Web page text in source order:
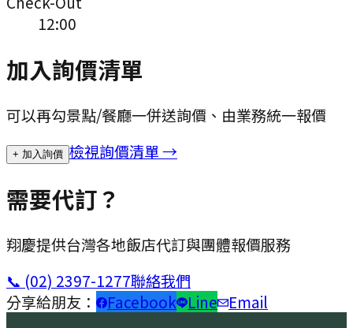
12:00
加入詢價清單
可以再勾景點/餐廳一併送詢價、由業務統一報價
+ 加入詢價 檢視詢價清單 →
需要代訂？
翔慶提供台灣各地飯店代訂與團體報價服務
📞 (02) 2397-1277聯絡我們
分享給朋友：
Facebook Line Email